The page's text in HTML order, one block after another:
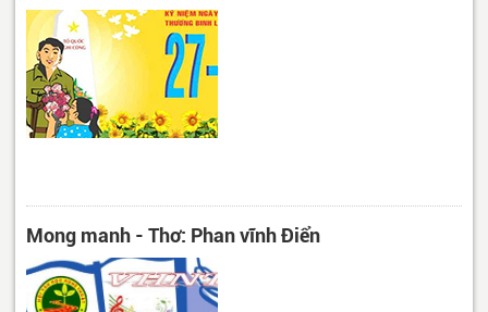
Mong manh - Thơ: Phan vĩnh Điển